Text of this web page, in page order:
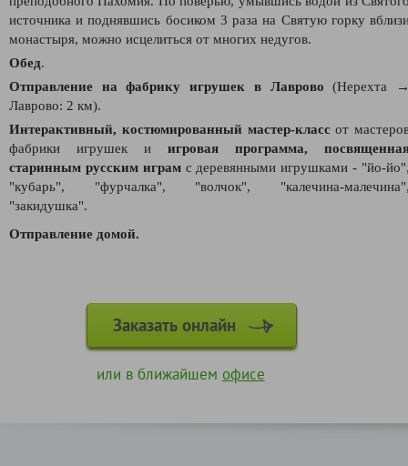
источника и поднявшись босиком 3 раза на Святую горку
монастыря, можно исцелиться от многих недугов.
Обед.
Отправление на фабрику игрушек в Лаврово(Нерехта
Лаврово: 2 км).
Интерактивный, костюмированный мастер-класс от
фабрики игрушек и игровая программа,
старинным русским играмс деревянными игрушками - "йо-
"кубарь", "фурчалка", "волчок", "калечина-
"закидушка".
Отправление домой.
Заказать онлайн
или в ближайшем офисе